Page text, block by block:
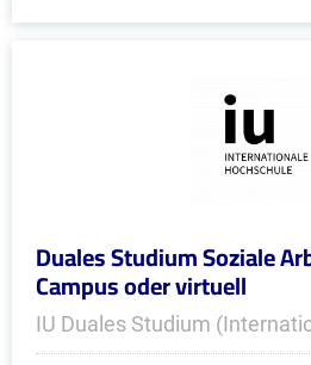
Duales Studium Soziale
Campus oder virtuell
IU Duales Studium